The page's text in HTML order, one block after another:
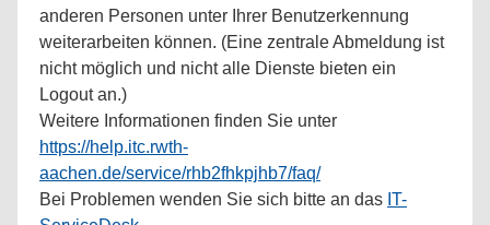
anderen Personen unter Ihrer Benutzerkennung
weiterarbeiten können. (Eine zentrale Abmeldung ist
nicht möglich und nicht alle Dienste bieten ein
Logout an.)
Weitere Informationen finden Sie unter
https://help.itc.rwth-
aachen.de/service/rhb2fhkpjhb7/faq/
Bei Problemen wenden Sie sich bitte an das IT-